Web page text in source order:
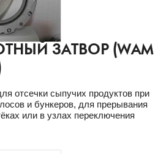
ЗАТВОР (WAM
отсечки сыпучих продуктов при
и бункеров, для прерывания
или в узлах переключения